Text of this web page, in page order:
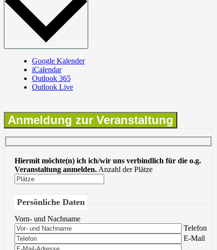
Google Kalender
iCalendar
Outlook 365
Outlook Live
Anmeldung zur Veranstaltung
Hiermit möchte(n) ich ich/wir uns verbindlich für die o.g.
Veranstaltung anmelden. Anzahl der Plätze
Persönliche Daten
Vorn- und Nachname
Bitte lasse
Telefon
Bitte lasse
E-Mail